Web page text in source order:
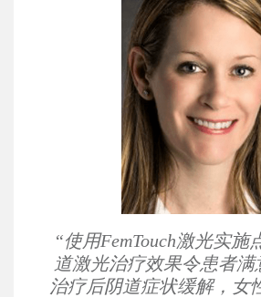
“使用FemTouch激光实施
道激光治疗效果令患者满
治疗后阴道症状缓解，女